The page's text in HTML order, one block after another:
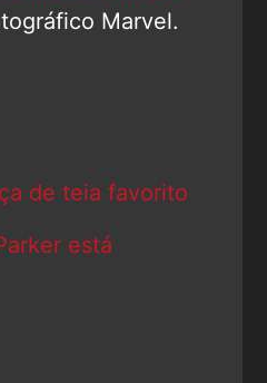
Marvel.
de teia favorito
está